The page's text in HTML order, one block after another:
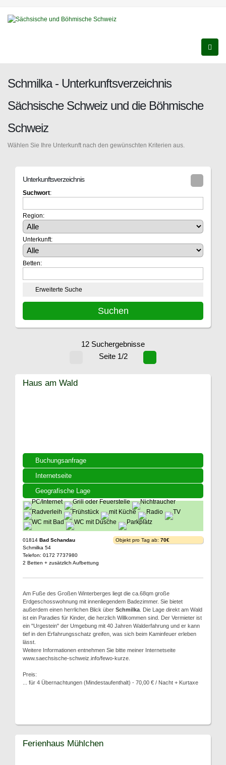
Schmilka - Unterkunftsverzeichnis
Sächsische Schweiz und die Böhmische
Schweiz
Wählen Sie Ihre Unterkunft nach den gewünschten Kriterien aus.
Unterkunftsverzeichnis
Suchwort:
Region:
Unterkunft:
Betten:
Erweiterte Suche
12 Suchergebnisse
Seite 1/2
Buchungsanfrage
Internetseite
Geografische Lage
Haus am Wald
01814 Bad Schandau
Schmilka 54
Telefon: 0172 7737980
2 Betten + zusätzlich Aufbettung
Objekt pro Tag ab: 70€
Am Fuße des Großen Winterberges liegt die ca.68qm große
Erdgeschosswohnung mit innenliegendem Badezimmer. Sie bietet
außerdem einen herrlichen Blick über Schmilka . Die Lage direkt am Wald
ist ein Paradies für Kinder, die herzlich Willkommen sind. Der Vermieter ist
ein "Urgestein" der Umgebung mit 40 Jahren Walderfahrung und er kann
tief in den Erfahrungsschatz greifen, was sich beim Kaminfeuer erleben
lässt.
Weitere Informationen entnehmen Sie bitte meiner Internetseite
www.saechsische-schweiz.info/fewo-kurze.
Preis:
... für 4 Übernachtungen (Mindestaufenthalt) - 70,00 € / Nacht + Kurtaxe
Ferienhaus Mühlchen